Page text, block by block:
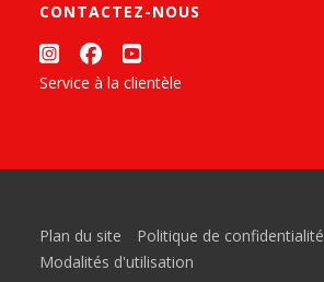
CONTACTEZ-NOUS
Service à la clientèle
Plan du site
Politique de confidentialité
Modalités d'utilisation